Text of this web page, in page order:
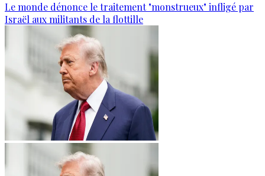
Le monde dénonce le traitement "monstrueux" infligé par
Israël aux militants de la flottille